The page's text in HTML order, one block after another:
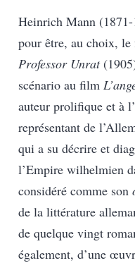
Heinrich Mann
pour être, au choix, le
Professor Unrat
scénario au film
auteur prolifique et à
représentant de
qui a su décrire et
l’Empire wilhelmien
considéré comme son
de la littérature
de quelque vingt
également, d’une